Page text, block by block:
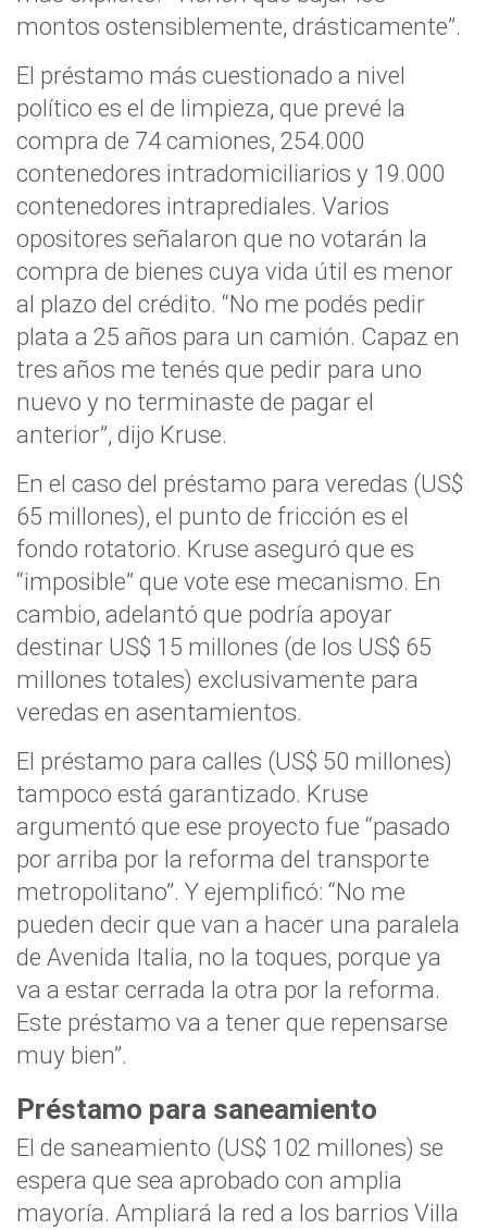
montos ostensiblemente, drásticamente”.
El préstamo más cuestionado a nivel
político es el de limpieza, que prevé la
compra de 74 camiones, 254.000
contenedores intradomiciliarios y 19.000
contenedores intraprediales. Varios
opositores señalaron que no votarán la
compra de bienes cuya vida útil es menor
al plazo del crédito. “No me podés pedir
plata a 25 años para un camión. Capaz en
tres años me tenés que pedir para uno
nuevo y no terminaste de pagar el
anterior”, dijo Kruse.
En el caso del préstamo para veredas (US$
65 millones), el punto de fricción es el
fondo rotatorio. Kruse aseguró que es
“imposible” que vote ese mecanismo. En
cambio, adelantó que podría apoyar
destinar US$ 15 millones (de los US$ 65
millones totales) exclusivamente para
veredas en asentamientos.
El préstamo para calles (US$ 50 millones)
tampoco está garantizado. Kruse
argumentó que ese proyecto fue “pasado
por arriba por la reforma del transporte
metropolitano”. Y ejemplificó: “No me
pueden decir que van a hacer una paralela
de Avenida Italia, no la toques, porque ya
va a estar cerrada la otra por la reforma.
Este préstamo va a tener que repensarse
muy bien”.
Préstamo para saneamiento
El de saneamiento (US$ 102 millones) se
espera que sea aprobado con amplia
mayoría. Ampliará la red a los barrios Villa